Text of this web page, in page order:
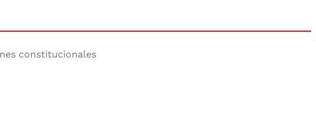
constitucionales